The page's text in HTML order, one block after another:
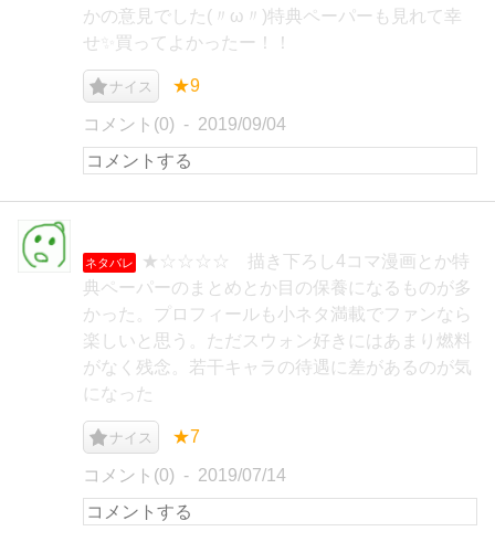
かの意見でした(〃ω〃)特典ペーパーも見れて幸
せ✨買ってよかったー！！
ナイス ★9
コメント(0) 2019/09/04
ネタバレ
★☆☆☆☆ 描き下ろし4コマ漫画とか特
典ペーパーのまとめとか目の保養になるものが多
かった。プロフィールも小ネタ満載でファンなら
楽しいと思う。ただスウォン好きにはあまり燃料
がなく残念。若干キャラの待遇に差があるのが気
になった
ナイス ★7
コメント(0) 2019/07/14